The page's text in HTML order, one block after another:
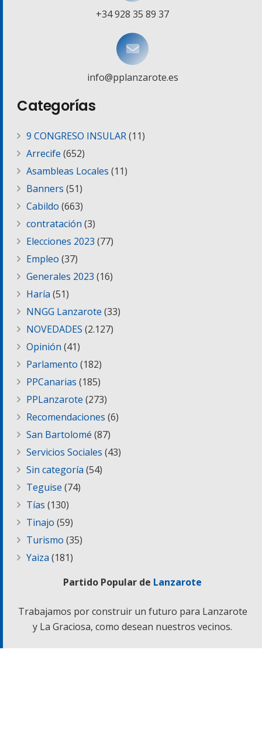
+34 928 35 89 37
info@pplanzarote.es
Categorías
9 CONGRESO INSULAR(11)
Arrecife (652)
Asambleas Locales (11)
Banners (51)
Cabildo (663)
contratación (3)
Elecciones 2023 (77)
Empleo (37)
Generales 2023 (16)
Haría (51)
NNGG Lanzarote (33)
NOVEDADES (2.127)
Opinión (41)
Parlamento (182)
PPCanarias (185)
PPLanzarote (273)
Recomendaciones (6)
San Bartolomé (87)
Servicios Sociales (43)
Sin categoría (54)
Teguise (74)
Tías (130)
Tinajo (59)
Turismo (35)
Yaiza (181)
Partido Popular de Lanzarote
Trabajamos por construir un futuro para Lanzarote
y La Graciosa, como desean nuestros vecinos.